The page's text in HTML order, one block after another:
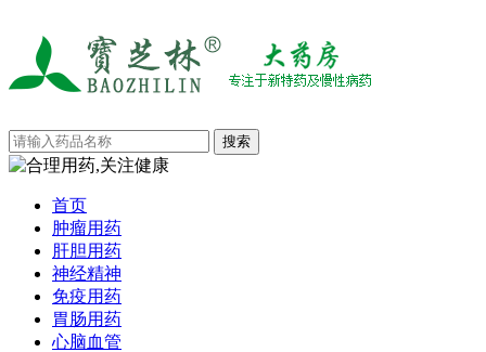
首页
肿瘤用药
肝胆用药
神经精神
免疫用药
胃肠用药
心脑血管